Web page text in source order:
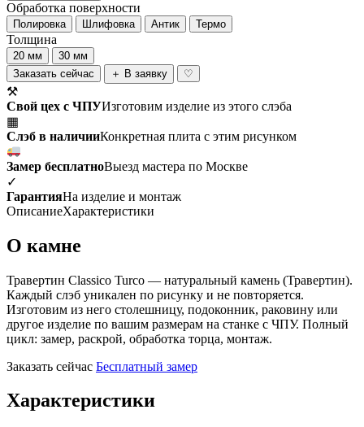
Обработка поверхности
Полировка Шлифовка Антик Термо
Толщина
20 мм
30 мм
Заказать сейчас
＋ В заявку ♡
⚒
Свой цех с ЧПУИзготовим изделие из этого слэба
▦
Слэб в наличииКонкретная плита с этим рисунком
Замер бесплатноВыезд мастера по Москве
✓
ГарантияНа изделие и монтаж
ОписаниеХарактеристики
О камне
Травертин Classico Turco — натуральный камень (Травертин).
Каждый слэб уникален по рисунку и не повторяется.
Изготовим из него столешницу, подоконник, раковину или
другое изделие по вашим размерам на станке с ЧПУ. Полный
цикл: замер, раскрой, обработка торца, монтаж.
Заказать сейчас Бесплатный замер
Характеристики